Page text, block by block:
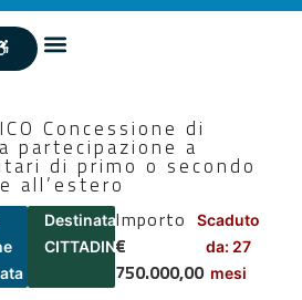
Concessione di
partecipazione a
di primo o secondo
all’estero
Destinatari:
CITTADINI
Importo
€
750.000,00
Scaduto
da: 27
mesi